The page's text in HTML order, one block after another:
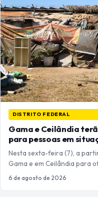
DISTRITO FEDERAL
Gama e Ceilândia
para pessoas em
Nesta sexta-feira (7), a
Gama e em Ceilândia para
6 de agosto de 2026